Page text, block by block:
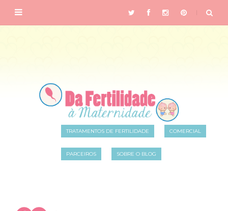
TRATAMENTOS DE FERTILIDADE COMERCIAL
PARCEIROS SOBRE O BLOG